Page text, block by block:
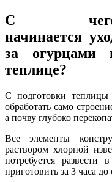
С
начинается
за огурцами
теплице?
С подготовки
обработать само
а почву глубоко
Все элементы
раствором хлорной
потребуется
приготовить за 3 часа до